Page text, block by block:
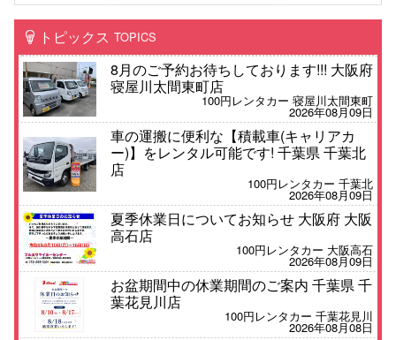
トピックス TOPICS
8月のご予約お待ちしております!!! 大阪府
寝屋川太間東町店
100円レンタカー 寝屋川太間東町
2026年08月09日
車の運搬に便利な【積載車(キャリアカ
ー)】をレンタル可能です! 千葉県 千葉北
店
100円レンタカー 千葉北
2026年08月09日
夏季休業日についてお知らせ 大阪府 大阪
高石店
100円レンタカー 大阪高石
2026年08月09日
お盆期間中の休業期間のご案内 千葉県 千
葉花見川店
100円レンタカー 千葉花見川
2026年08月08日